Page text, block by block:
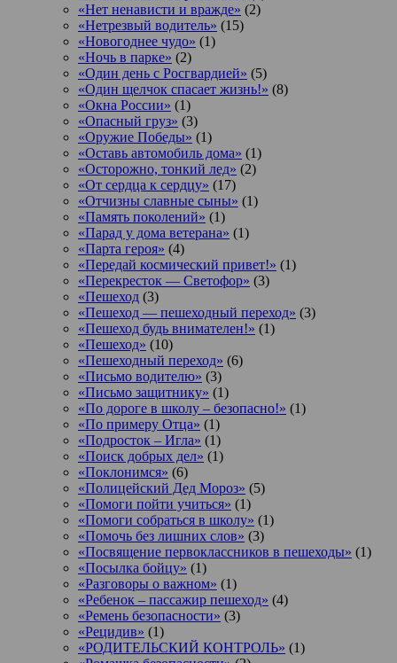
«Нет ненависти и вражде» (2)
«Нетрезвый водитель» (15)
«Новогоднее чудо» (1)
«Ночь в парке» (2)
«Один день с Росгвардией» (5)
«Один щелчок спасает жизнь!» (8)
«Окна России» (1)
«Опасный груз» (3)
«Оружие Победы» (1)
«Оставь автомобиль дома» (1)
«Осторожно, тонкий лед» (2)
«От сердца к сердцу» (17)
«Отчизны славные сыны» (1)
«Память поколений» (1)
«Парад у дома ветерана» (1)
«Парта героя» (4)
«Передай космический привет!» (1)
«Перекресток — Светофор» (3)
«Пешеход (3)
«Пешеход — пешеходный переход» (3)
«Пешеход будь внимателен!» (1)
«Пешеход» (10)
«Пешеходный переход» (6)
«Письмо водителю» (3)
«Письмо защитнику» (1)
«По дороге в школу – безопасно!» (1)
«По примеру Отца» (1)
«Подросток ‒ Игла» (1)
«Поиск добрых дел» (1)
«Поклонимся» (6)
«Полицейский Дед Мороз» (5)
«Помоги пойти учиться» (1)
«Помоги собраться в школу» (1)
«Помочь без лишних слов» (3)
«Посвящение первоклассников в пешеходы» (1)
«Посылка бойцу» (1)
«Разговоры о важном» (1)
«Ребенок – пассажир пешеход» (4)
«Ремень безопасности» (3)
«Рецидив» (1)
«РОДИТЕЛЬСКИЙ КОНТРОЛЬ» (1)